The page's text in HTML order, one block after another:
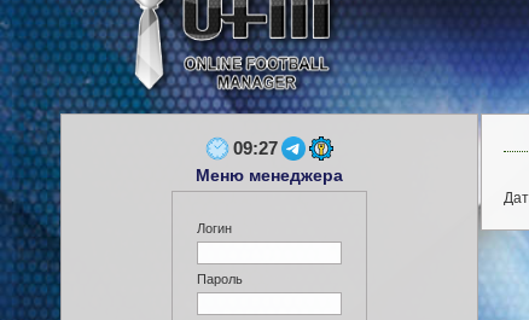
09:27
Меню менеджера
Логин
Пароль